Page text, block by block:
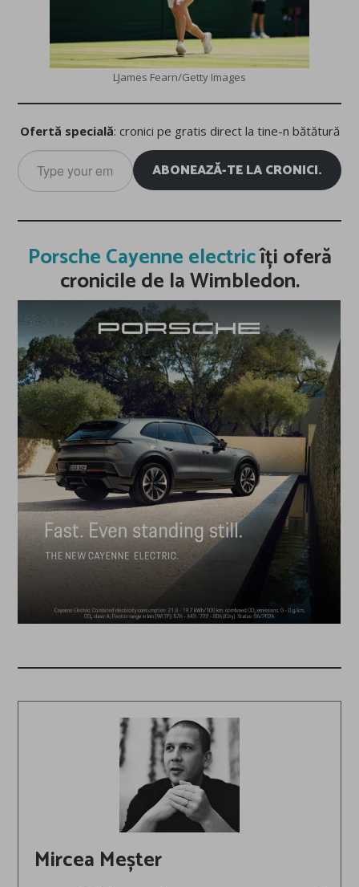
LJames Fearn/Getty Images
Ofertă specială: cronici pe gratis direct la tine-n bătătură
Type
your
email…
ABONEAZĂ-TE LA CRONICI.
Porsche Cayenne electricîți oferă
cronicile de la Wimbledon.
Mircea Meșter